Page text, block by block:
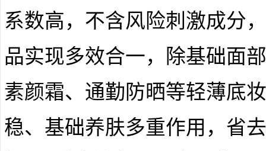
系数高，不含风险刺激成分
品实现多效合一，除基础面
素颜霜、通勤防晒等轻薄底
稳、基础养肤多重作用，省